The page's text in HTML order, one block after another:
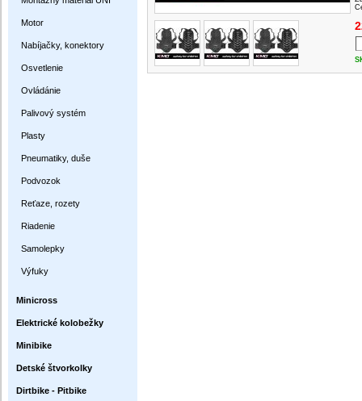
Motor
Nabíjačky, konektory
Osvetlenie
Ovládánie
Palivový systém
Plasty
Pneumatiky, duše
Podvozok
Reťaze, rozety
Riadenie
Samolepky
Výfuky
Minicross
Elektrické kolobežky
Minibike
Detské štvorkolky
Dirtbike - Pitbike